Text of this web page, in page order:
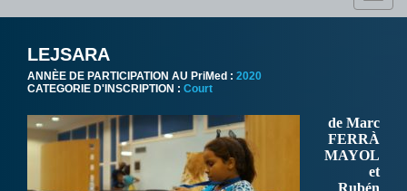
LEJSARA
ANNÈE DE PARTICIPATION AU PriMed : 2020
CATEGORIE D'INSCRIPTION : Court
de Marc
FERRÀ
MAYOL
et